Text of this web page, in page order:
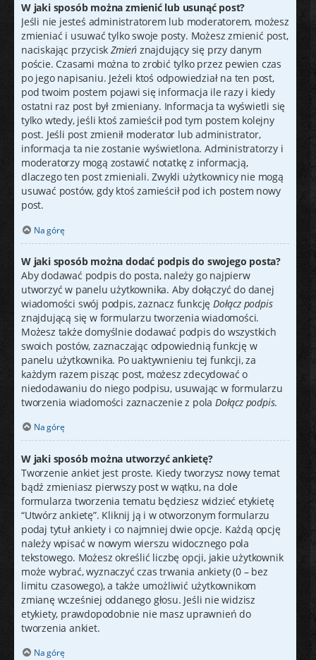
W jaki sposób można zmienić lub usunąć post?
Jeśli nie jesteś administratorem lub moderatorem, możesz
zmieniać i usuwać tylko swoje posty. Możesz zmienić post,
naciskając przyciskZmień znajdujący się przy danym
poście. Czasami można to zrobić tylko przez pewien czas
po jego napisaniu. Jeżeli ktoś odpowiedział na ten post,
pod twoim postem pojawi się informacja ile razy i kiedy
ostatni raz post był zmieniany. Informacja ta wyświetli się
tylko wtedy, jeśli ktoś zamieścił pod tym postem kolejny
post. Jeśli post zmienił moderator lub administrator,
informacja ta nie zostanie wyświetlona. Administratorzy i
moderatorzy mogą zostawić notatkę z informacją,
dlaczego ten post zmieniali. Zwykli użytkownicy nie mogą
usuwać postów, gdy ktoś zamieścił pod ich postem nowy
post.
Na górę
W jaki sposób można dodać podpis do swojego posta?
Aby dodawać podpis do posta, należy go najpierw
utworzyć w panelu użytkownika. Aby dołączyć do danej
wiadomości swój podpis, zaznacz funkcjęDołącz podpis
znajdującą się w formularzu tworzenia wiadomości.
Możesz także domyślnie dodawać podpis do wszystkich
swoich postów, zaznaczając odpowiednią funkcję w
panelu użytkownika. Po uaktywnieniu tej funkcji, za
każdym razem pisząc post, możesz zdecydować o
niedodawaniu do niego podpisu, usuwając w formularzu
tworzenia wiadomości zaznaczenie z polaDołącz podpis.
Na górę
W jaki sposób można utworzyć ankietę?
Tworzenie ankiet jest proste. Kiedy tworzysz nowy temat
bądź zmieniasz pierwszy post w wątku, na dole
formularza tworzenia tematu będziesz widzieć etykietę
“Utwórz ankietę”. Kliknij ją i w otworzonym formularzu
podaj tytuł ankiety i co najmniej dwie opcje. Każdą opcję
należy wpisać w nowym wierszu widocznego pola
tekstowego. Możesz określić liczbę opcji, jakie użytkownik
może wybrać, wyznaczyć czas trwania ankiety (0 – bez
limitu czasowego), a także umożliwić użytkownikom
zmianę wcześniej oddanego głosu. Jeśli nie widzisz
etykiety, prawdopodobnie nie masz uprawnień do
tworzenia ankiet.
Na górę